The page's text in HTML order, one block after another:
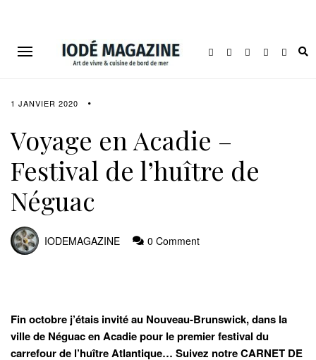
1 JANVIER 2020
Voyage en Acadie –
Festival de l’huître de
Néguac
IODEMAGAZINE 0 Comment
Fin octobre j’étais invité au Nouveau-Brunswick, dans la
ville de Néguac en Acadie pour lepremier festival du
carrefour de l’huître Atlantique… Suivez notreCARNET DE